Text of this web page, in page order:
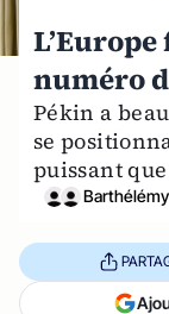
numéro
Pékin a
se
puissant